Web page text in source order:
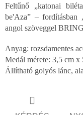
Feltűnő „katonai
be'Aza” – fordításban
angol szöveggel
Anyag: rozsdamentes
Medál mérete: 3,5 cm x
Állítható golyós lánc,